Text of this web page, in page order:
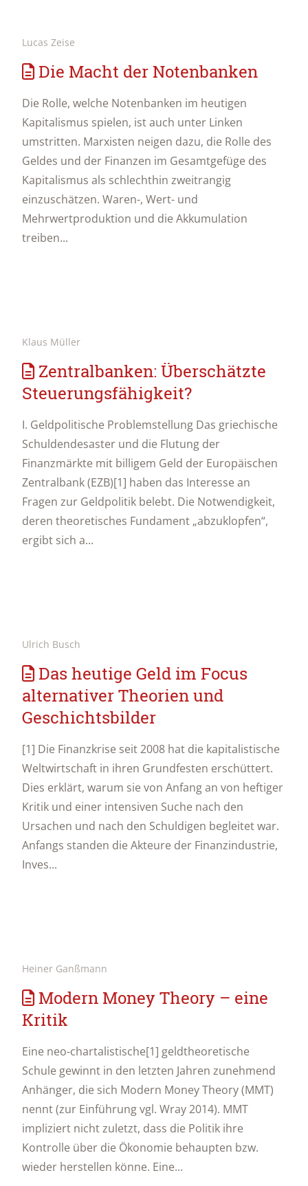
Lucas Zeise
Die Macht der Notenbanken
Die Rolle, welche Notenbanken im heutigen
Kapitalismus spielen, ist auch unter Linken
umstritten. Marxisten neigen dazu, die Rolle des
Geldes und der Finanzen im Gesamtgefüge des
Kapitalismus als schlechthin zweitrangig
einzuschätzen. Waren-, Wert- und
Mehrwertproduktion und die Akkumulation
treiben...
Klaus Müller
Zentralbanken: Überschätzte
Steuerungsfähigkeit?
I. Geldpolitische Problemstellung Das griechische
Schuldendesaster und die Flutung der
Finanzmärkte mit billigem Geld der Europäischen
Zentralbank (EZB)[1] haben das Interesse an
Fragen zur Geldpolitik belebt. Die Notwendigkeit,
deren theoretisches Fundament „abzuklopfen“,
ergibt sich a...
Ulrich Busch
Das heutige Geld im Focus
alternativer Theorien und
Geschichtsbilder
[1] Die Finanzkrise seit 2008 hat die kapitalistische
Weltwirtschaft in ihren Grundfesten erschüttert.
Dies erklärt, warum sie von Anfang an von heftiger
Kritik und einer intensiven Suche nach den
Ursachen und nach den Schuldigen begleitet war.
Anfangs standen die Akteure der Finanzindustrie,
Inves...
Heiner Ganßmann
Modern Money Theory – eine
Kritik
Eine neo-chartalistische[1] geldtheoretische
Schule gewinnt in den letzten Jahren zunehmend
Anhänger, die sich Modern Money Theory (MMT)
nennt (zur Einführung vgl. Wray 2014). MMT
impliziert nicht zuletzt, dass die Politik ihre
Kontrolle über die Ökonomie behaupten bzw.
wieder herstellen könne. Eine...